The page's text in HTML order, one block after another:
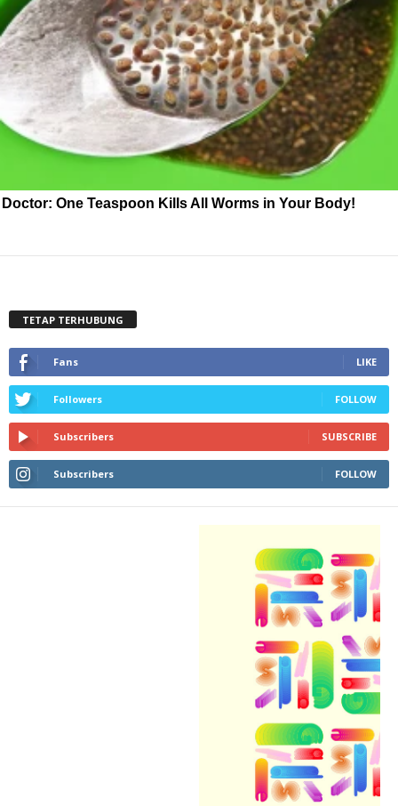
Doctor: One Teaspoon Kills All Worms in Your Body!
TETAP TERHUBUNG
Fans LIKE
Followers FOLLOW
Subscribers SUBSCRIBE
Subscribers FOLLOW